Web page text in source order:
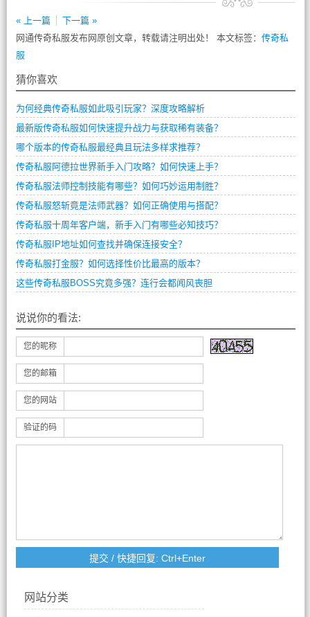
« 上一篇
下一篇 »
网通传奇私服发布网原创文章，转载请注明出处！ 本文标签： 传奇私
服
猜你喜欢
为何经典传奇私服如此吸引玩家？深度攻略解析
最新版传奇私服如何快速提升战力与获取稀有装备？
哪个版本的传奇私服最经典且玩法多样求推荐？
传奇私服阿德拉世界新手入门攻略？如何快速上手？
传奇私服法师控制技能有哪些？如何巧妙运用制胜？
传奇私服怒斩竟是法师武器？如何正确使用与搭配？
传奇私服十周年客户端，新手入门有哪些必知技巧？
传奇私服IP地址如何查找并确保连接安全？
传奇私服打金服？如何选择性价比最高的版本？
这些传奇私服BOSS究竟多强？连行会都闻风丧胆
说说你的看法:
您的昵称
您的邮箱
您的网站
验证的码
网站分类